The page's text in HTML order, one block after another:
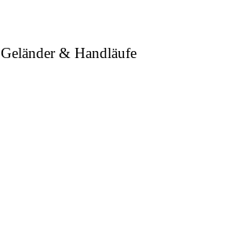
Geländer & Handläufe